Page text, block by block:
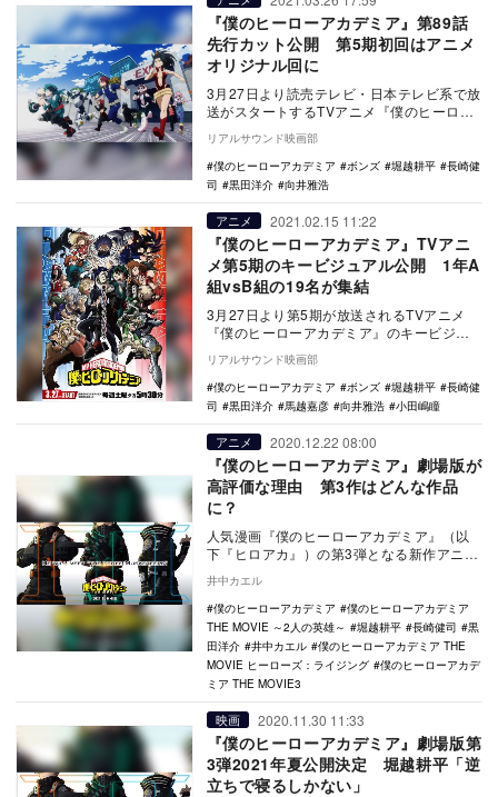
『僕のヒーローアカデミア』第89話
先行カット公開 第5期初回はアニメ
オリジナル回に
3月27日より読売テレビ・日本テレビ系で放
送がスタートするTVアニメ『僕のヒーロー
アカデミア』の5期第1話となる第89話の先
行カ…
リアルサウンド映画部
僕のヒーローアカデミア
ボンズ 堀越耕平
長崎健
司
黒田洋介 向井雅浩
アニメ 2021.02.15 11:22
『僕のヒーローアカデミア』TVアニ
メ第5期のキービジュアル公開 1年A
組vsB組の19名が集結
3月27日より第5期が放送されるTVアニメ
『僕のヒーローアカデミア』のキービジュ
アルが公開された。 『週刊少年ジャン
プ』…
リアルサウンド映画部
僕のヒーローアカデミア
ボンズ 堀越耕平
長崎健
司
黒田洋介 馬越嘉彦 向井雅浩 小田嶋瞳
アニメ 2020.12.22 08:00
『僕のヒーローアカデミア』劇場版が
高評価な理由 第3作はどんな作品
に？
人気漫画『僕のヒーローアカデミア』（以
下『ヒロアカ』）の第3弾となる新作アニメ
映画が2021年の夏に公開されると発表され
た。いま…
井中カエル
僕のヒーローアカデミア
僕のヒーローアカデミア
THE MOVIE ～2人の英雄～
堀越耕平 長崎健司
黒
田洋介
井中カエル
僕のヒーローアカデミア THE
MOVIE ヒーローズ：ライジング
僕のヒーローアカデ
ミア THE MOVIE3
映画 2020.11.30 11:33
『僕のヒーローアカデミア』劇場版第
3弾2021年夏公開決定 堀越耕平「逆
立ちで寝るしかない」